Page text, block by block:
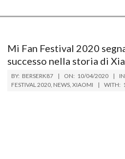
MenuMi Fan Festival 2020
successo nella storia di
BY: BERSERK87 ON: 10/04/2020
FESTIVAL 2020, NEWS, XIAOMI WITH: